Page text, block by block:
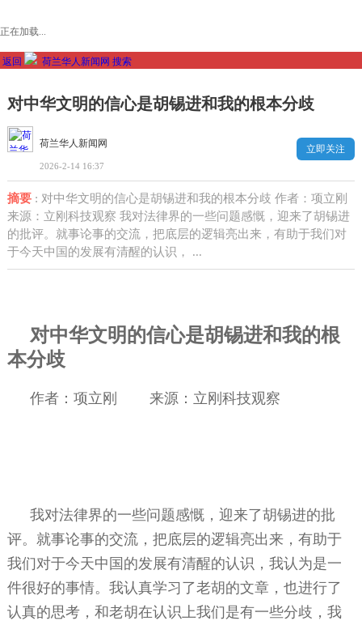
正在加载...
返回 荷兰华人新闻网 搜索
对中华文明的信心是胡锡进和我的根本分歧
荷兰华人新闻网
2026-2-14 16:37
立即关注
摘要: 对中华文明的信心是胡锡进和我的根本分歧 作者：项立刚
来源：立刚科技观察 我对法律界的一些问题感慨，迎来了胡锡进
的批评。就事论事的交流，把底层的逻辑亮出来，有助于我们对
于今天中国的发展有清醒的认识， ...
对中华文明的信心是胡锡进和我的根
本分歧
作者：项立刚 来源：立刚科技观察
我对法律界的一些问题感慨，迎来了胡锡进的批
评。就事论事的交流，把底层的逻辑亮出来，有助于
我们对于今天中国的发展有清醒的认识，我认为是一
件很好的事情。我认真学习了老胡的文章，也进行了
认真的思考，和老胡在认识上我们是有一些分歧，我